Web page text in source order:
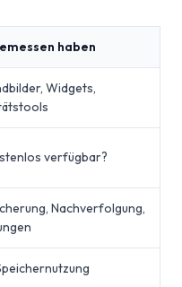
haben
Widgets,
verfügbar?
Nachverfolgung,